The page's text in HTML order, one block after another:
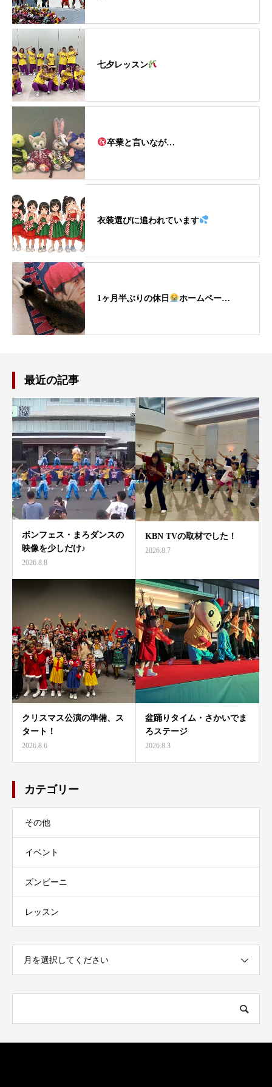
七夕レッスン
卒業と言いなが…
衣装選びに追われています
1ヶ月半ぶりの休日 ホームペー…
最近の記事
ボンフェス・まろダンスの
映像を少しだけ♪
2026.8.8
KBN TVの取材でした！
2026.8.7
クリスマス公演の準備、ス
タート！
2026.8.6
盆踊りタイム・さかいでま
ろステージ
2026.8.3
カテゴリー
その他
イベント
ズンビーニ
レッスン
月を選択してください